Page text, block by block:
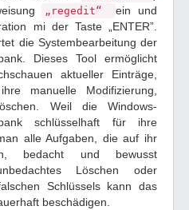
„regedit“
ein und
mi der Taste „ENTER”.
die Systembearbeitung der
Dieses Tool ermöglicht
aktueller Einträge,
manuelle Modifizierung,
Weil die Windows-
schlüsselhaft für ihre
alle Aufgaben, die auf ihr
bedacht und bewusst
Löschen oder
Schlüssels kann das
beschädigen.